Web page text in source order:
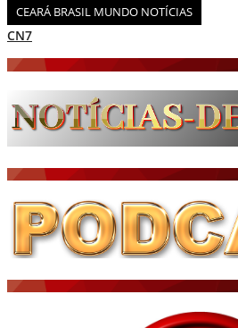
CEARÁ BRASIL MUNDO NOTÍCIAS
JORNAL DO BRASIL
CNN BRASIL
CBN GLOBO
RÁDIO AGÊNCIA
NOTÍCIAS AO MINUTO
ACONTECEU...VIROU MANCHETE!
BLOGS & COLUNAS
DIÁRIO DO NORDESTE - ÚLTIMA HORA
PODCAST - PONTO DE VISTA
BRASIL DE FATO - ÚLTIMAS NOTÍCIAS
NOTÍCIAS DESTAQUE DO DIA